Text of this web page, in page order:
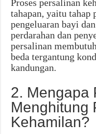
Proses persalinan
tahapan, yaitu tahap
pengeluaran bayi
perdarahan dan
persalinan
beda tergantung
kandungan.
2. Mengapa
Menghitung
Kehamilan?